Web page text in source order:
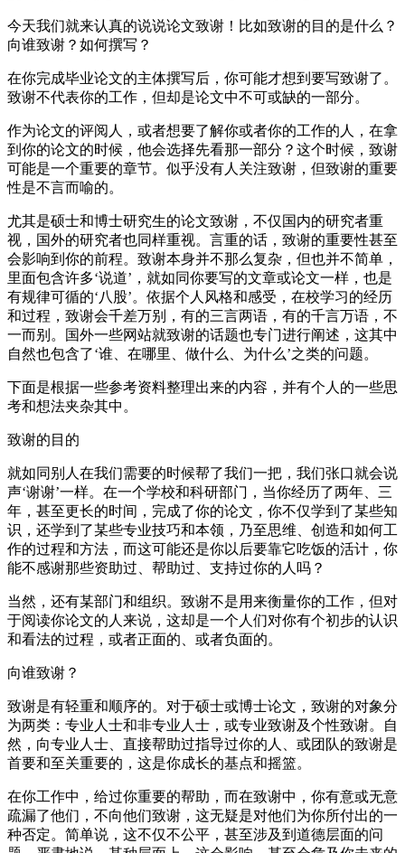
今天我们就来认真的说说论文致谢！比如致谢的目的是什么？
向谁致谢？如何撰写？
在你完成毕业论文的主体撰写后，你可能才想到要写致谢了。
致谢不代表你的工作，但却是论文中不可或缺的一部分。
作为论文的评阅人，或者想要了解你或者你的工作的人，在拿
到你的论文的时候，他会选择先看那一部分？这个时候，致谢
可能是一个重要的章节。似乎没有人关注致谢，但致谢的重要
性是不言而喻的。
尤其是硕士和博士研究生的论文致谢，不仅国内的研究者重
视，国外的研究者也同样重视。言重的话，致谢的重要性甚至
会影响到你的前程。致谢本身并不那么复杂，但也并不简单，
里面包含许多‘说道’，就如同你要写的文章或论文一样，也是
有规律可循的‘八股’。依据个人风格和感受，在校学习的经历
和过程，致谢会千差万别，有的三言两语，有的千言万语，不
一而别。国外一些网站就致谢的话题也专门进行阐述，这其中
自然也包含了‘谁、在哪里、做什么、为什么’之类的问题。
下面是根据一些参考资料整理出来的内容，并有个人的一些思
考和想法夹杂其中。
致谢的目的
就如同别人在我们需要的时候帮了我们一把，我们张口就会说
声‘谢谢’一样。在一个学校和科研部门，当你经历了两年、三
年，甚至更长的时间，完成了你的论文，你不仅学到了某些知
识，还学到了某些专业技巧和本领，乃至思维、创造和如何工
作的过程和方法，而这可能还是你以后要靠它吃饭的活计，你
能不感谢那些资助过、帮助过、支持过你的人吗？
当然，还有某部门和组织。致谢不是用来衡量你的工作，但对
于阅读你论文的人来说，这却是一个人们对你有个初步的认识
和看法的过程，或者正面的、或者负面的。
向谁致谢？
致谢是有轻重和顺序的。对于硕士或博士论文，致谢的对象分
为两类：专业人士和非专业人士，或专业致谢及个性致谢。自
然，向专业人士、直接帮助过指导过你的人、或团队的致谢是
首要和至关重要的，这是你成长的基点和摇篮。
在你工作中，给过你重要的帮助，而在致谢中，你有意或无意
疏漏了他们，不向他们致谢，这无疑是对他们为你所付出的一
种否定。简单说，这不仅不公平，甚至涉及到道德层面的问